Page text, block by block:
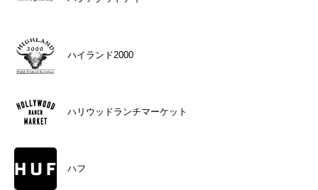
ハイランド2000
ハリウッドランチマーケット
ハフ